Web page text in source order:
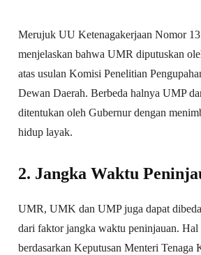
Merujuk UU Ketenagakerjaan Nomor
menjelaskan bahwa UMR diputuskan
atas usulan Komisi Penelitian
Dewan Daerah. Berbeda halnya UMP
ditentukan oleh Gubernur dengan
hidup layak.
2. Jangka Waktu
UMR, UMK dan UMP juga dapat
dari faktor jangka waktu peninjauan.
berdasarkan Keputusan Menteri Tenaga